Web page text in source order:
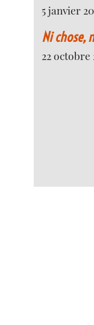
5 janvier
Ni chose,
22 octobre